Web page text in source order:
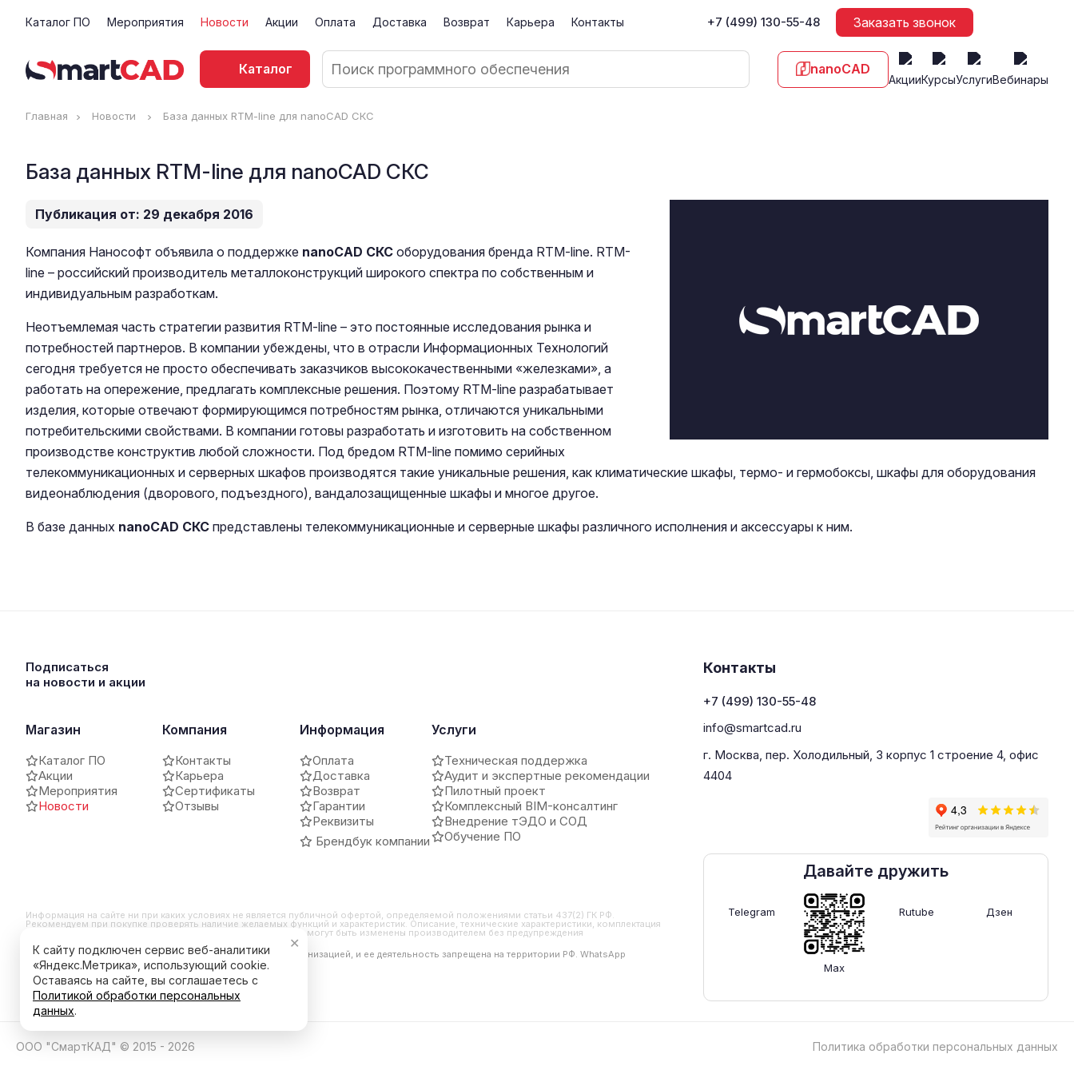
Каталог ПО Мероприятия Новости Акции Оплата Доставка Возврат Карьера Контакты +7 (499) 130-55-48 Заказать звонок
Каталог nanoCAD
АкцииКурсыУслугиВебинары
Главная Новости База данных RTM-line для nanoCAD СКС
База данных RTM-line для nanoCAD СКС
Публикация от: 29 декабря 2016
Компания Нанософт объявила о поддержке nanoCAD СКС оборудования бренда RTM-line. RTM-
line – российский производитель металлоконструкций широкого спектра по собственным и
индивидуальным разработкам.
Неотъемлемая часть стратегии развития RTM-line – это постоянные исследования рынка и
потребностей партнеров. В компании убеждены, что в отрасли Информационных Технологий
сегодня требуется не просто обеспечивать заказчиков высококачественными «железками», а
работать на опережение, предлагать комплексные решения. Поэтому RTM-line разрабатывает
изделия, которые отвечают формирующимся потребностям рынка, отличаются уникальными
потребительскими свойствами. В компании готовы разработать и изготовить на собственном
производстве конструктив любой сложности. Под бредом RTM-line помимо серийных
телекоммуникационных и серверных шкафов производятся такие уникальные решения, как климатические шкафы, термо- и гермобоксы, шкафы для оборудования
видеонаблюдения (дворового, подъездного), вандалозащищенные шкафы и многое другое.
В базе данных nanoCAD СКС представлены телекоммуникационные и серверные шкафы различного исполнения и аксессуары к ним.
Подписаться
на новости и акции
Магазин
Каталог ПО
Акции
Мероприятия
Новости
Компания
Контакты
Карьера
Сертификаты
Отзывы
Информация
Оплата
Доставка
Возврат
Гарантии
Реквизиты
Брендбук компании
Услуги
Техническая поддержка
Аудит и экспертные рекомендации
Пилотный проект
Комплексный BIM-консалтинг
Внедрение тЭДО и СОД
Обучение ПО
Информация на сайте ни при каких условиях не является публичной офертой, определяемой положениями статьи 437(2) ГК РФ.
Рекомендуем при покупке проверять наличие желаемых функций и характеристик. Описание, технические характеристики, комплектация
и внешний вид продукта могут отличаться от заявленных или могут быть изменены производителем без предупреждения
*Компания Meta Platforms Inc. признана экстремистской организацией, и ее деятельность запрещена на территории РФ. WhatsApp
является ее продуктом.
Контакты
+7 (499) 130-55-48
info@smartcad.ru
г. Москва, пер. Холодильный, 3 корпус 1 строение 4, офис
4404
Давайте дружить
Telegram
Max
Rutube Дзен
ООО "СмартКАД" © 2015 - 2026 Политика обработки персональных данных
К сайту подключен сервис веб-аналитики
«Яндекс.Метрика», использующий cookie.
Оставаясь на сайте, вы соглашаетесь с
Политикой обработки персональных
данных.
✕